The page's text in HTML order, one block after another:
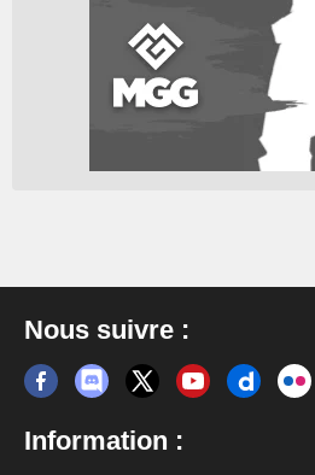
Nous suivre :
Information :